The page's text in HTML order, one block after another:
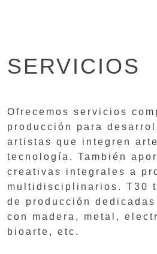
SERVICIOS
Ofrecemos servicios
producción para
artistas que integren
tecnología. También
creativas integrales a
multidisciplinarios. T30
de producción
con madera, metal,
bioarte, etc.